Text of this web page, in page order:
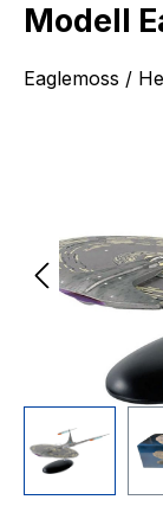
Modell
Eaglemoss /